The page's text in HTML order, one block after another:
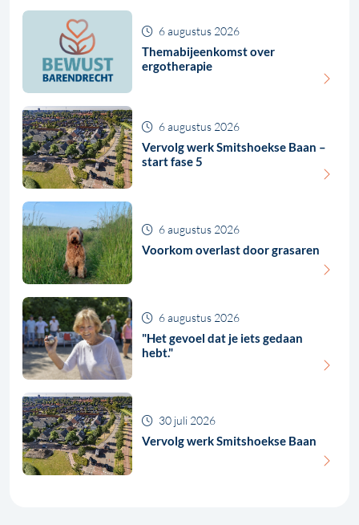
Themabijeenkomst over
ergotherapie
6 augustus 2026
Vervolg werk Smitshoekse Baan –
start fase 5
6 augustus 2026
Voorkom overlast door grasaren
6 augustus 2026
"Het gevoel dat je iets gedaan
hebt."
6 augustus 2026
Vervolg werk Smitshoekse Baan
30 juli 2026